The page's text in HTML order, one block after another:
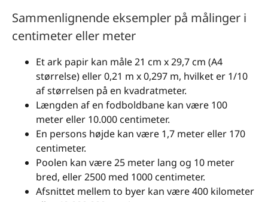
Sammenlignende eksempler på målinger i
centimeter eller meter
Et ark papir kan måle 21 cm x 29,7 cm (A4
størrelse) eller 0,21 m x 0,297 m, hvilket er 1/10
af størrelsen på en kvadratmeter.
Længden af en fodboldbane kan være 100
meter eller 10.000 centimeter.
En persons højde kan være 1,7 meter eller 170
centimeter.
Poolen kan være 25 meter lang og 10 meter
bred, eller 2500 med 1000 centimeter.
Afsnittet mellem to byer kan være 400 kilometer